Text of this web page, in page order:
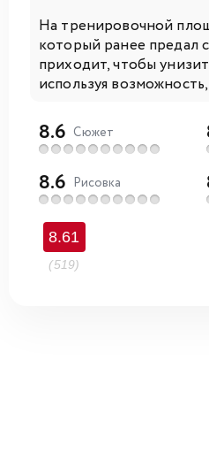
На тренировочной
который ранее предал
приходит, чтобы
используя
8.6 Сюжет
8.6 Рисовка
8.61
(519)